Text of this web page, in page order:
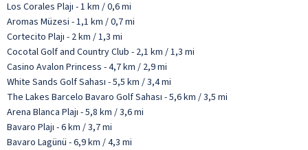
Los Corales Plajı - 1 km / 0,6 mi
Aromas Müzesi - 1,1 km / 0,7 mi
Cortecito Plajı - 2 km / 1,3 mi
Cocotal Golf and Country Club - 2,1 km / 1,3 mi
Casino Avalon Princess - 4,7 km / 2,9 mi
White Sands Golf Sahası - 5,5 km / 3,4 mi
The Lakes Barcelo Bavaro Golf Sahası - 5,6 km / 3,5 mi
Arena Blanca Plajı - 5,8 km / 3,6 mi
Bavaro Plajı - 6 km / 3,7 mi
Bavaro Lagünü - 6,9 km / 4,3 mi